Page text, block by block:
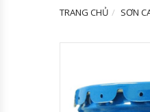
TRANG CHỦ SƠN